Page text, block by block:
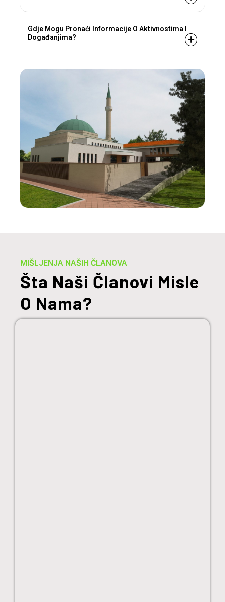
Gdje Mogu Pronaći Informacije O Aktivnostima I
Događanjima?
MIŠLJENJA NAŠIH ČLANOVA
Šta Naši Članovi Misle
O Nama?